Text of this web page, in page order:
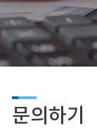
문의하기